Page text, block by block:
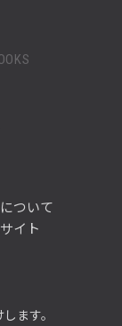
ついて
イト
ます。